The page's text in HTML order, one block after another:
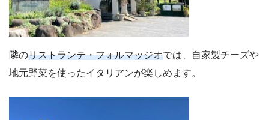
隣のリストランテ・フォルマッジオでは、自家製チーズや
地元野菜を使ったイタリアンが楽しめます。